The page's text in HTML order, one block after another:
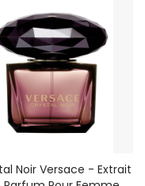
Noir Versace - Extrait